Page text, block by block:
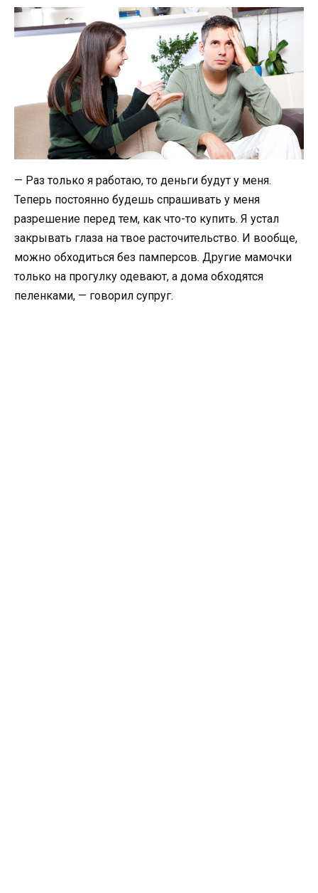
— Раз только я работаю, то деньги будут у меня.
Теперь постоянно будешь спрашивать у меня
разрешение перед тем, как что-то купить. Я устал
закрывать глаза на твое расточительство. И вообще,
можно обходиться без памперсов. Другие мамочки
только на прогулку одевают, а дома обходятся
пеленками, — говорил супруг.